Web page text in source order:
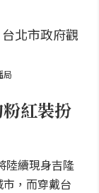
局
紅裝扮
陸續現身吉隆
，而穿戴台